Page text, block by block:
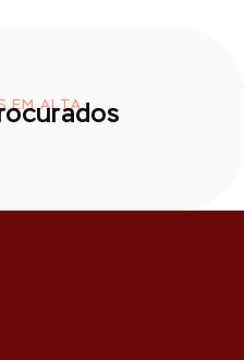
EM ALTA